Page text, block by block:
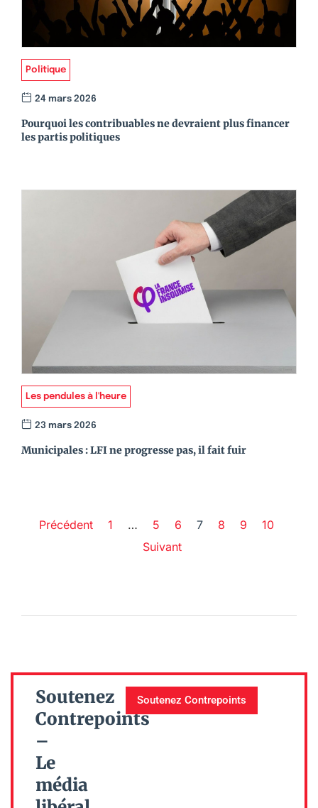
Politique
24 mars 2026
Pourquoi les contribuables ne devraient plus financer
les partis politiques
Les pendules à l'heure
23 mars 2026
Municipales : LFI ne progresse pas, il fait fuir
Précédent 1 … 5 6 7 8 9
10
Suivant
Soutenez
Contrepoints
–
Le
média
Soutenez Contrepoints